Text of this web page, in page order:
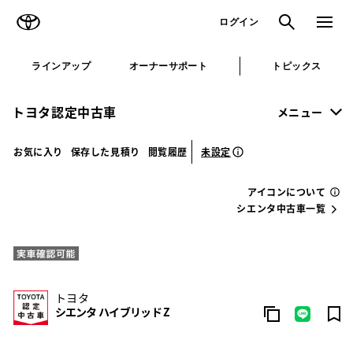
ログイン 検索 メニュ
ラインアップ オーナーサポート トピックス
トヨタ認定中古車 メニュー
お気に入り 保存した見積り 閲覧履歴 未設定
アイコンについて
シエンタ中古車一覧
トヨタ
シエンタ ハイブリッド Z